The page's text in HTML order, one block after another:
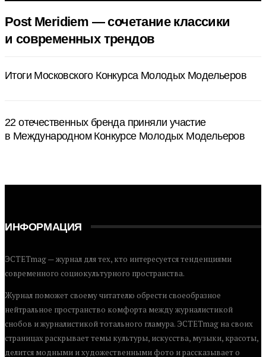
Post Meridiem — сочетание классики
и современных трендов
Итоги Московского Конкурса Молодых Модельеров
22 отечественных бренда приняли участие
в Международном Конкурсе Молодых Модельеров
ИНФОРМАЦИЯ
ЭСТЕТmag — журнал для тех, кто интересуется тенденциями
современного социокультурного пространства.
Журнал поможет своему читателю обрести своеобразное
нейтральное пространство комфорта между журналистикой
снобов и журналистикой тотального гламура. ЭСТЕТmag на своих
страницах раскрывает темы культуры, искусства, музыки, красоты,
делится модными и художественными фото и рассказывает о